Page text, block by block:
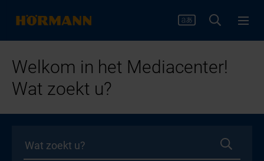
Welkom in het Mediacenter!
Wat zoekt u?